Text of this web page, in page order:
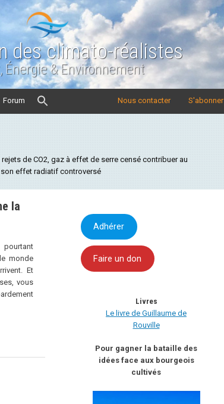
des climato-réalistes
Énergie & Environnement
Forum S'abonner
Nous contacter
de CO2, gaz à effet de serre censé contribuer au
effet radiatif controversé
la
pourtant
monde
Et
vous
Adhérer
Faire un don
Livres
Le livre de Guillaume de
Rouville
Pour gagner la bataille des
idées face aux bourgeois
cultivés